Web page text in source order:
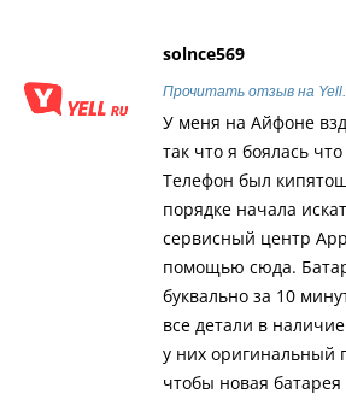
solnce569
Прочитать отзыв на
У меня на Айфоне
так что я боялась
Телефон был
порядке начала
сервисный центр
помощью сюда.
буквально за 10
все детали в
у них оригинальный
чтобы новая